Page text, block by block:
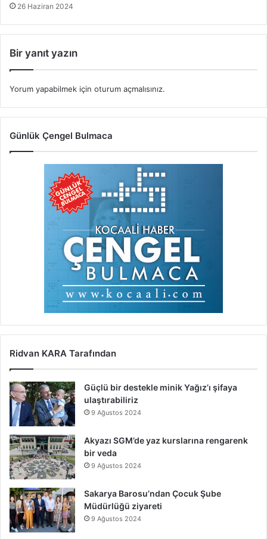
26 Haziran 2024
Bir yanıt yazın
Yorum yapabilmek için oturum açmalısınız.
Günlük Çengel Bulmaca
Ridvan KARA Tarafından
Güçlü bir destekle minik Yağız’ı şifaya
ulaştırabiliriz
9 Ağustos 2024
Akyazı SGM’de yaz kurslarına rengarenk
bir veda
9 Ağustos 2024
Sakarya Barosu’ndan Çocuk Şube
Müdürlüğü ziyareti
9 Ağustos 2024